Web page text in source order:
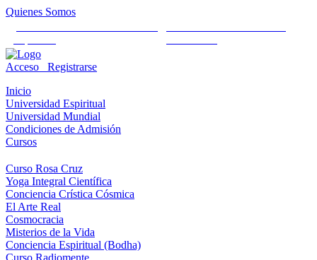
Quienes Somos
Acceso
Registrarse
Inicio
Universidad Espiritual
Universidad Mundial
Condiciones de Admisión
Cursos
Curso Rosa Cruz
Yoga Integral Científica
Conciencia Crística Cósmica
El Arte Real
Cosmocracia
Misterios de la Vida
Conciencia Espiritual (Bodha)
Curso Radiomente